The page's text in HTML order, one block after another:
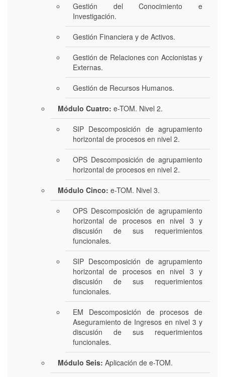
Gestión del Conocimiento e
Investigación.
Gestión Financiera y de Activos.
Gestión de Relaciones con Accionistas y
Externas.
Gestión de Recursos Humanos.
Módulo Cuatro: e-TOM. Nivel 2.
SIP Descomposición de agrupamiento
horizontal de procesos en nivel 2.
OPS Descomposición de agrupamiento
horizontal de procesos en nivel 2.
Módulo Cinco: e-TOM. Nivel 3.
OPS Descomposición de agrupamiento
horizontal de procesos en nivel 3 y
discusión de sus requerimientos
funcionales.
SIP Descomposición de agrupamiento
horizontal de procesos en nivel 3 y
discusión de sus requerimientos
funcionales.
EM Descomposición de procesos de
Aseguramiento de Ingresos en nivel 3 y
discusión de sus requerimientos
funcionales.
Módulo Seis: Aplicación de e-TOM.